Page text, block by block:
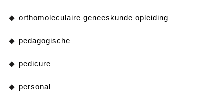
orthomoleculaire geneeskunde opleiding
pedagogische
pedicure
personal